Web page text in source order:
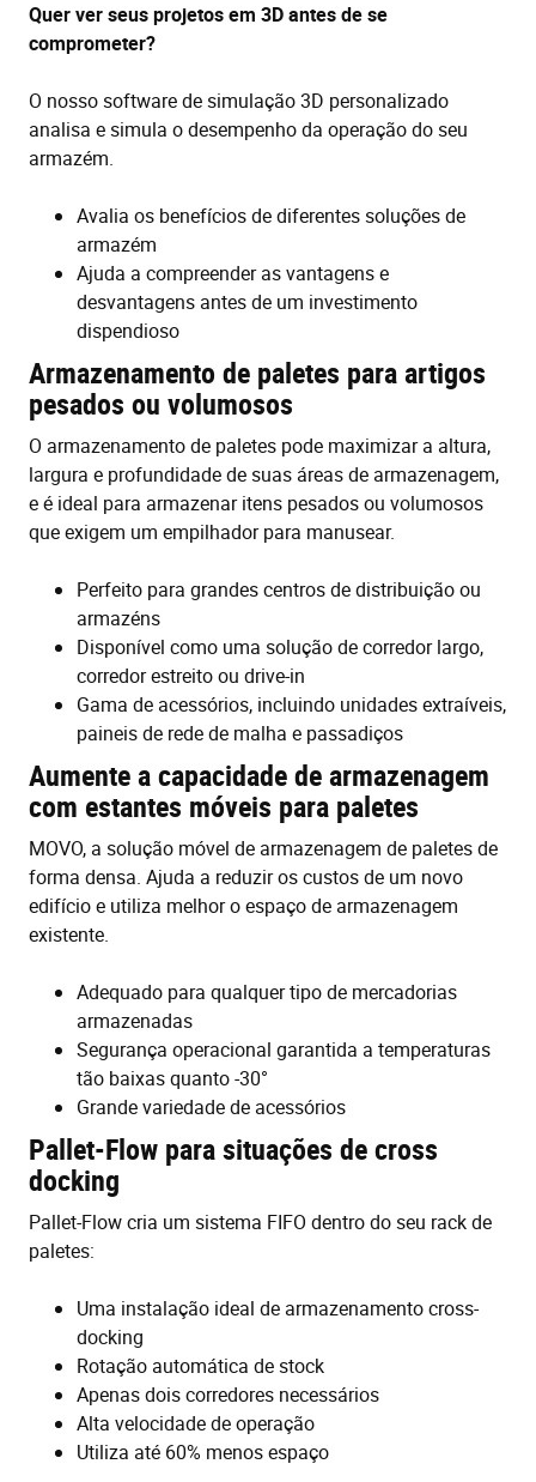
Quer ver seus projetos em 3D antes de se
comprometer?
O nosso software de simulação 3D personalizado
analisa e simula o desempenho da operação do seu
armazém.
Avalia os benefícios de diferentes soluções de
armazém
Ajuda a compreender as vantagens e
desvantagens antes de um investimento
dispendioso
Armazenamento de paletes para artigos
pesados ou volumosos
O armazenamento de paletes pode maximizar a altura,
largura e profundidade de suas áreas de armazenagem,
e é ideal para armazenar itens pesados ou volumosos
que exigem um empilhador para manusear.
Perfeito para grandes centros de distribuição ou
armazéns
Disponível como uma solução de corredor largo,
corredor estreito ou drive-in
Gama de acessórios, incluindo unidades extraíveis,
paineis de rede de malha e passadiços
Aumente a capacidade de armazenagem
com estantes móveis para paletes
MOVO, a solução móvel de armazenagem de paletes de
forma densa. Ajuda a reduzir os custos de um novo
edifício e utiliza melhor o espaço de armazenagem
existente.
Adequado para qualquer tipo de mercadorias
armazenadas
Segurança operacional garantida a temperaturas
tão baixas quanto -30°
Grande variedade de acessórios
Pallet-Flow para situações de cross
docking
Pallet-Flow cria um sistema FIFO dentro do seu rack de
paletes:
Uma instalação ideal de armazenamento cross-
docking
Rotação automática de stock
Apenas dois corredores necessários
Alta velocidade de operação
Utiliza até 60% menos espaço